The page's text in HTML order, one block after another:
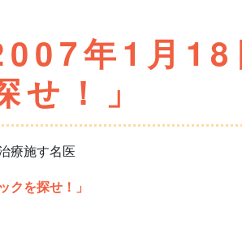
年1月18
せ！」
療施す名医
クを探せ！」